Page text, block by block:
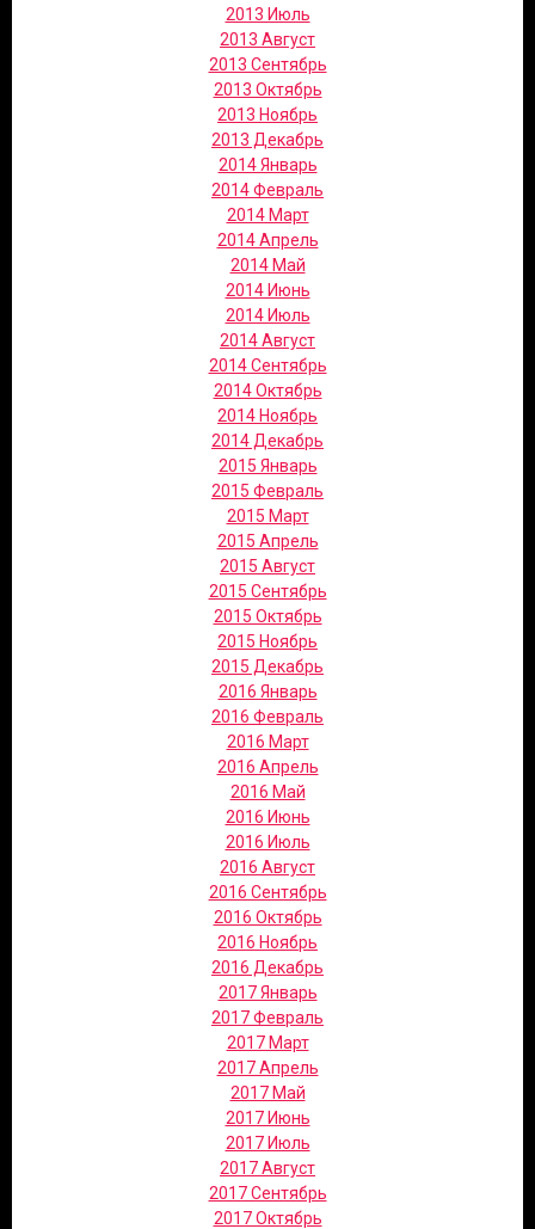
2013 Июль
2013 Август
2013 Сентябрь
2013 Октябрь
2013 Ноябрь
2013 Декабрь
2014 Январь
2014 Февраль
2014 Март
2014 Апрель
2014 Май
2014 Июнь
2014 Июль
2014 Август
2014 Сентябрь
2014 Октябрь
2014 Ноябрь
2014 Декабрь
2015 Январь
2015 Февраль
2015 Март
2015 Апрель
2015 Август
2015 Сентябрь
2015 Октябрь
2015 Ноябрь
2015 Декабрь
2016 Январь
2016 Февраль
2016 Март
2016 Апрель
2016 Май
2016 Июнь
2016 Июль
2016 Август
2016 Сентябрь
2016 Октябрь
2016 Ноябрь
2016 Декабрь
2017 Январь
2017 Февраль
2017 Март
2017 Апрель
2017 Май
2017 Июнь
2017 Июль
2017 Август
2017 Сентябрь
2017 Октябрь